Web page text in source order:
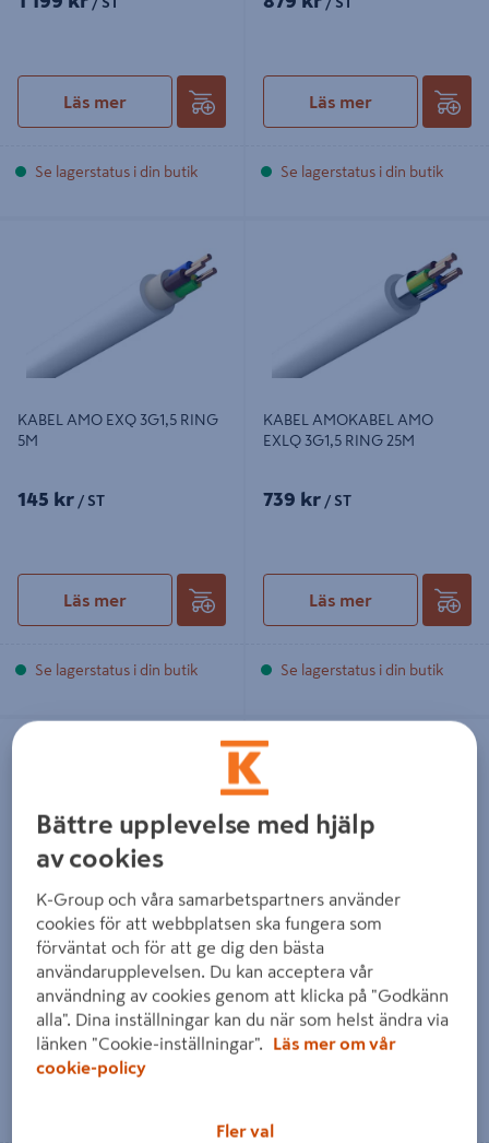
Läs mer
Se lagerstatus i din butik
Läs mer
Se lagerstatus i din butik
KABEL AMO EXQ 3G1,5 RING
5M
145 kr / ST
Läs mer
Se lagerstatus i din butik
KABEL AMOKABEL AMO
EXLQ 3G1,5 RING 25M
739 kr / ST
Läs mer
Se lagerstatus i din butik
KABEL AMOKABEL AMO FQ 2,5 VIT
RING 20M
KABEL AMOKABEL AMO FQ
2,5 VIT RING 20M
175 kr/ ST
3G1,5 RING 50M
KABEL AMOKABEL AMO
EXLQ 3G1,5 RING 50M
899 kr/ ST
Bättre upplevelse med hjälp
av cookies
K-Group och våra samarbetspartners använder
cookies för att webbplatsen ska fungera som
förväntat och för att ge dig den bästa
användarupplevelsen. Du kan acceptera vår
användning av cookies genom att klicka på "Godkänn
alla". Dina inställningar kan du när som helst ändra via
länken "Cookie-inställningar".
Läs mer om vår
cookie-policy
Fler val